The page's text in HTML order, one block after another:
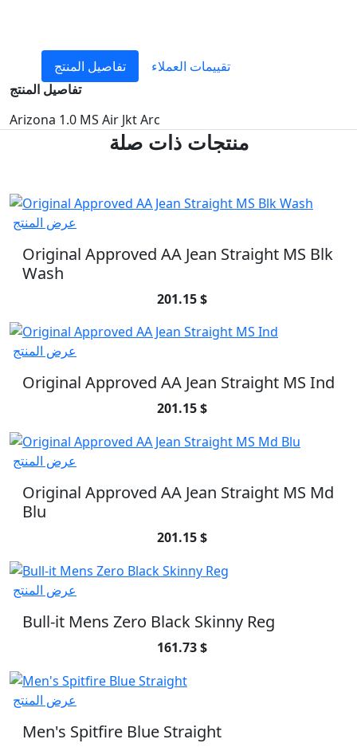
تفاصيل المنتج
تقييمات العملاء
تفاصيل المنتج
Arizona 1.0 MS Air Jkt Arc
منتجات ذات صلة
عرض المنتج
Original Approved AA Jean Straight MS Blk
Wash
201.15 $
عرض المنتج
Original Approved AA Jean Straight MS Ind
201.15 $
عرض المنتج
Original Approved AA Jean Straight MS Md
Blu
201.15 $
عرض المنتج
Bull-it Mens Zero Black Skinny Reg
161.73 $
عرض المنتج
Men's Spitfire Blue Straight